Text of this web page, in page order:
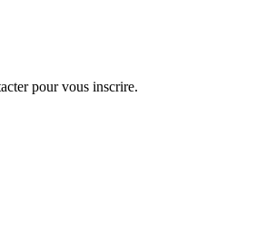
pour vous inscrire.